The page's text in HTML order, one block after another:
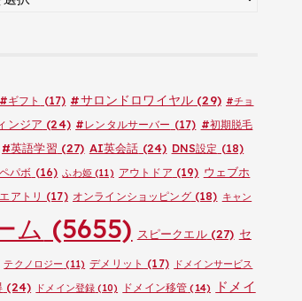
#ギフト (17) #サロンドロワイヤル (29) #チョ
ンジア (24) #レンタルサーバー (17) #初期脱毛
#英語学習 (27) AI英会話 (24) DNS設定 (18)
パボ (16) ふわ姫(11) アウトドア (19) ウェブホ
エアトリ (17) オンラインショッピング(18) キャン
ム (5655) スピークエル(27) セ
テクノロジー (11) デメリット (17)
ドメインサービス
(24) ドメイン登録 (10) ドメイン移管 (14)
ドメイ